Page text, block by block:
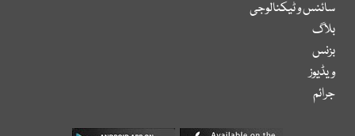
سائنس و ٹیکنالوجی
بلاگ
بزنس
ویڈیوز
جرائم